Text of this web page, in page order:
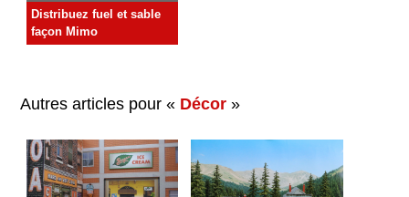
Distribuez fuel et sable
façon Mimo
Autres articles pour « Décor »